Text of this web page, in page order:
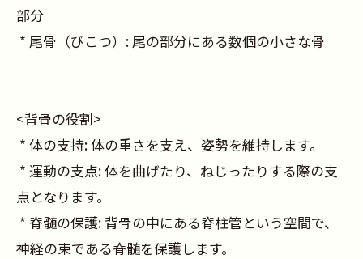
部分
* 尾骨（びこつ）: 尾の部分にある数個の小さな骨
<背骨の役割>
* 体の支持: 体の重さを支え、姿勢を維持します。
* 運動の支点: 体を曲げたり、ねじったりする際の支
点となります。
* 脊髄の保護: 背骨の中にある脊柱管という空間で、
神経の束である脊髄を保護します。